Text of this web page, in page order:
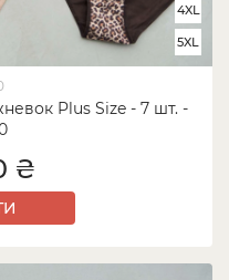
Plus Size - 7 шт. -
4XL
5XL
₴